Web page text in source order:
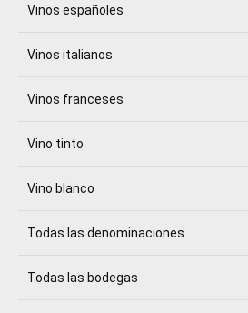
Vinos españoles
Vinos italianos
Vinos franceses
Vino tinto
Vino blanco
Todas las denominaciones
Todas las bodegas